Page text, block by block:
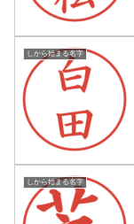
しから始まる名字
しから始まる名字